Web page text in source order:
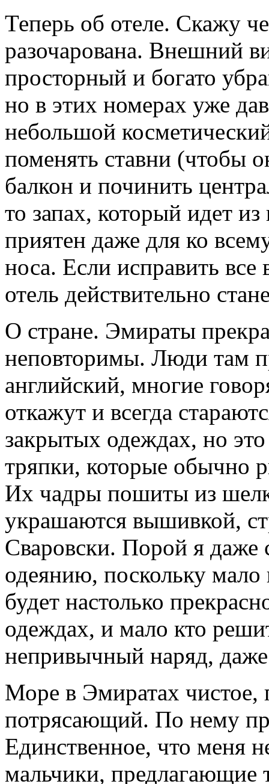
Теперь об отеле. Скажу
разочарована. Внешний
просторный и богато
но в этих номерах уже
небольшой
поменять ставни (чтобы
балкон и починить
то запах, который идет
приятен даже для ко
носа. Если исправить
отель действительно
О стране. Эмираты
неповторимы. Люди там
английский, многие
откажут и всегда
закрытых одеждах, но
тряпки, которые обычно
Их чадры пошиты из
украшаются вышивкой,
Сваровски. Порой я даже
одеянию, поскольку
будет настолько
одеждах, и мало кто
непривычный наряд, даже
Море в Эмиратах чистое,
потрясающий. По нему
Единственное, что меня
мальчики, предлагающие